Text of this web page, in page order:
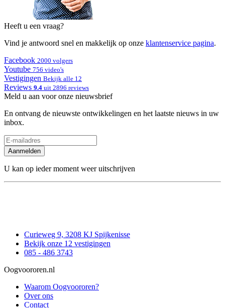
Heeft u een vraag?
Vind je antwoord snel en makkelijk op onze klantenservice pagina.
Facebook 2000 volgers
Youtube 756 video's
Vestigingen Bekijk alle 12
Reviews 9.4 uit 2896 reviews
Meld u aan voor onze nieuwsbrief
En ontvang de nieuwste ontwikkelingen en het laatste nieuws in uw
inbox.
Aanmelden
U kan op ieder moment weer uitschrijven
Curieweg 9, 3208 KJ Spijkenisse
Bekijk onze 12 vestigingen
085 - 486 3743
Oogvoororen.nl
Waarom Oogvoororen?
Over ons
Contact